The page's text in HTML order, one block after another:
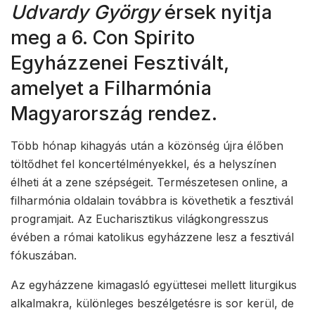
Udvardy Györgyérsek nyitja
meg a 6. Con Spirito
Egyházzenei Fesztivált,
amelyet a Filharmónia
Magyarország rendez.
Több hónap kihagyás után a közönség újra élőben
töltődhet fel koncertélményekkel, és a helyszínen
élheti át a zene szépségeit. Természetesen online, a
filharmónia oldalain továbbra is követhetik a fesztivál
programjait. Az Eucharisztikus világkongresszus
évében a római katolikus egyházzene lesz a fesztivál
fókuszában.
Az egyházzene kimagasló együttesei mellett liturgikus
alkalmakra, különleges beszélgetésre is sor kerül, de